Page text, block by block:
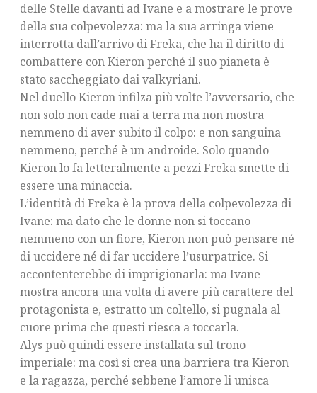
delle Stelle davanti ad Ivane e a mostrare le prove
della sua colpevolezza: ma la sua arringa viene
interrotta dall’arrivo di Freka, che ha il diritto di
combattere con Kieron perché il suo pianeta è
stato saccheggiato dai valkyriani.
Nel duello Kieron infilza più volte l’avversario, che
non solo non cade mai a terra ma non mostra
nemmeno di aver subito il colpo: e non sanguina
nemmeno, perché è un androide. Solo quando
Kieron lo fa letteralmente a pezzi Freka smette di
essere una minaccia.
L’identità di Freka è la prova della colpevolezza di
Ivane: ma dato che le donne non si toccano
nemmeno con un fiore, Kieron non può pensare né
di uccidere né di far uccidere l’usurpatrice. Si
accontenterebbe di imprigionarla: ma Ivane
mostra ancora una volta di avere più carattere del
protagonista e, estratto un coltello, si pugnala al
cuore prima che questi riesca a toccarla.
Alys può quindi essere installata sul trono
imperiale: ma così si crea una barriera tra Kieron
e la ragazza, perché sebbene l’amore li unisca